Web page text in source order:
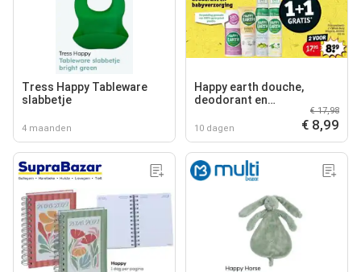
Tress Happy Tableware
slabbetje
4 maanden
Happy earth douche,
deodorant en
10 dagen
€ 17,98
€ 8,99